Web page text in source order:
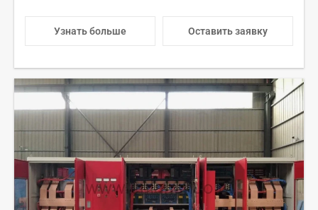
Узнать больше Оставить заявку